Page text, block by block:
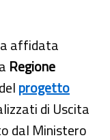
affidata
Regione
progetto
di Uscita
dal Ministero